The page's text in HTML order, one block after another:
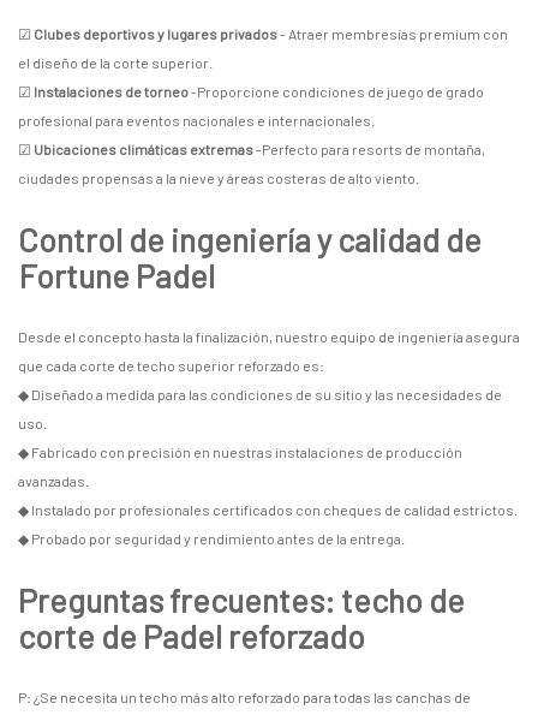
☑ Clubes deportivos y lugares privados- Atraer membresías premium con
el diseño de la corte superior.
☑ Instalaciones de torneo-Proporcione condiciones de juego de grado
profesional para eventos nacionales e internacionales.
☑ Ubicaciones climáticas extremas-Perfecto para resorts de montaña,
ciudades propensas a la nieve y áreas costeras de alto viento.
Control de ingeniería y calidad de
Fortune Padel
Desde el concepto hasta la finalización, nuestro equipo de ingeniería asegura
que cada corte de techo superior reforzado es:
◆ Diseñado a medida para las condiciones de su sitio y las necesidades de
uso.
◆ Fabricado con precisión en nuestras instalaciones de producción
avanzadas.
◆ Instalado por profesionales certificados con cheques de calidad estrictos.
◆ Probado por seguridad y rendimiento antes de la entrega.
Preguntas frecuentes: techo de
corte de Padel reforzado
P: ¿Se necesita un techo más alto reforzado para todas las canchas de